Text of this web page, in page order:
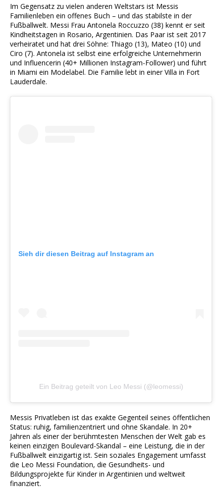
Im Gegensatz zu vielen anderen Weltstars ist Messis
Familienleben ein offenes Buch – und das stabilste in der
Fußballwelt. Messi Frau Antonela Roccuzzo (38) kennt er seit
Kindheitstagen in Rosario, Argentinien. Das Paar ist seit 2017
verheiratet und hat drei Söhne: Thiago (13), Mateo (10) und
Ciro (7). Antonela ist selbst eine erfolgreiche Unternehmerin
und Influencerin (40+ Millionen Instagram-Follower) und führt
in Miami ein Modelabel. Die Familie lebt in einer Villa in Fort
Lauderdale.
Sieh dir diesen Beitrag auf Instagram an
Ein Beitrag geteilt von Leo Messi (@leomessi)
Messis Privatleben ist das exakte Gegenteil seines öffentlichen
Status: ruhig, familienzentriert und ohne Skandale. In 20+
Jahren als einer der berühmtesten Menschen der Welt gab es
keinen einzigen Boulevard-Skandal – eine Leistung, die in der
Fußballwelt einzigartig ist. Sein soziales Engagement umfasst
die Leo Messi Foundation, die Gesundheits- und
Bildungsprojekte für Kinder in Argentinien und weltweit
finanziert.